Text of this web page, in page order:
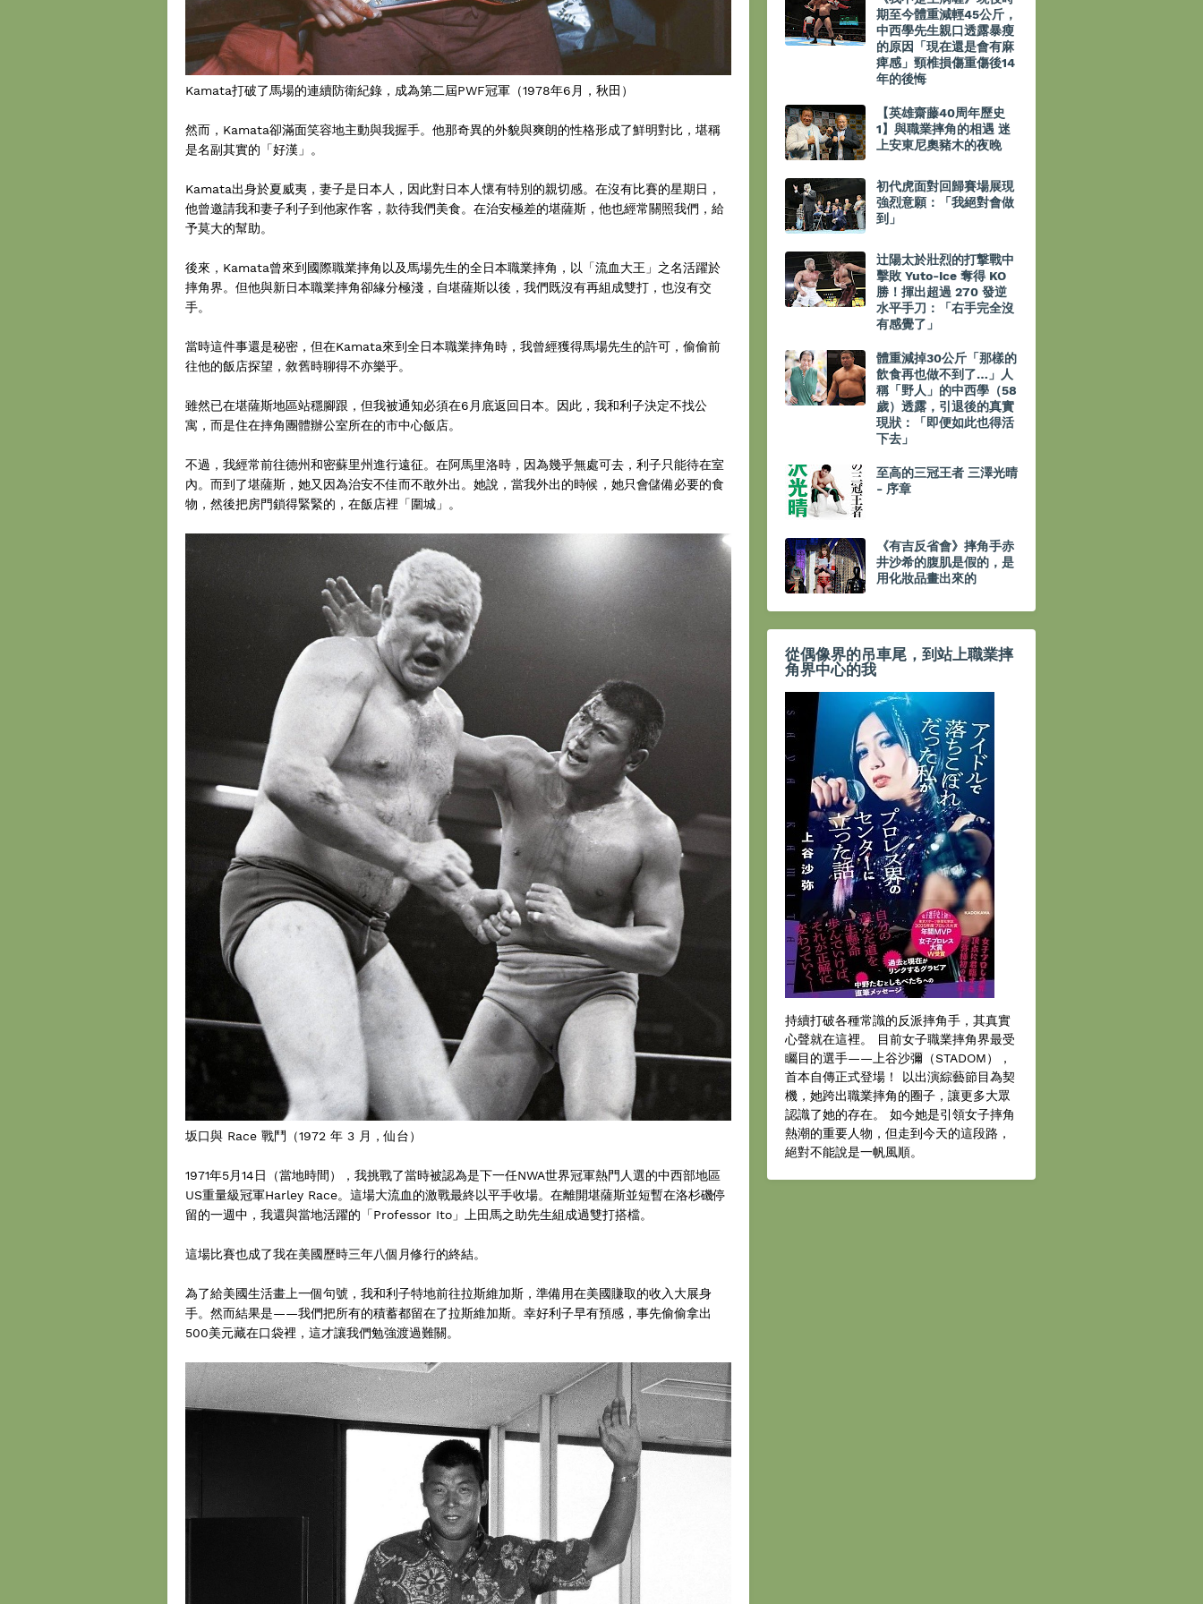
Kamata打破了馬場的連續防衛紀錄，成為第二屆PWF冠軍（1978年6月，秋田）
然而，Kamata卻滿面笑容地主動與我握手。他那奇異的外貌與爽朗的性格形成了鮮明對比，堪稱
是名副其實的「好漢」。
Kamata出身於夏威夷，妻子是日本人，因此對日本人懷有特別的親切感。在沒有比賽的星期日，
他曾邀請我和妻子利子到他家作客，款待我們美食。在治安極差的堪薩斯，他也經常關照我們，給
予莫大的幫助。
後來，Kamata曾來到國際職業摔角以及馬場先生的全日本職業摔角，以「流血大王」之名活躍於
摔角界。但他與新日本職業摔角卻緣分極淺，自堪薩斯以後，我們既沒有再組成雙打，也沒有交
手。
當時這件事還是秘密，但在Kamata來到全日本職業摔角時，我曾經獲得馬場先生的許可，偷偷前
往他的飯店探望，敘舊時聊得不亦樂乎。
雖然已在堪薩斯地區站穩腳跟，但我被通知必須在6月底返回日本。因此，我和利子決定不找公
寓，而是住在摔角團體辦公室所在的市中心飯店。
不過，我經常前往德州和密蘇里州進行遠征。在阿馬里洛時，因為幾乎無處可去，利子只能待在室
內。而到了堪薩斯，她又因為治安不佳而不敢外出。她說，當我外出的時候，她只會儲備必要的食
物，然後把房門鎖得緊緊的，在飯店裡「圍城」。
坂口與 Race 戰鬥（1972 年 3 月，仙台）
1971年5月14日（當地時間），我挑戰了當時被認為是下一任NWA世界冠軍熱門人選的中西部地區
US重量級冠軍Harley Race。這場大流血的激戰最終以平手收場。在離開堪薩斯並短暫在洛杉磯停
留的一週中，我還與當地活躍的「Professor Ito」上田馬之助先生組成過雙打搭檔。
這場比賽也成了我在美國歷時三年八個月修行的終結。
為了給美國生活畫上一個句號，我和利子特地前往拉斯維加斯，準備用在美國賺取的收入大展身
手。然而結果是——我們把所有的積蓄都留在了拉斯維加斯。幸好利子早有預感，事先偷偷拿出
500美元藏在口袋裡，這才讓我們勉強渡過難關。
期至今體重減輕45公斤，
中西學先生親口透露暴瘦
的原因「現在還是會有麻
痺感」頸椎損傷重傷後14
年的後悔
【英雄齋藤40周年歷史
1】與職業摔角的相遇 迷
上安東尼奧豬木的夜晚
初代虎面對回歸賽場展現
強烈意願：「我絕對會做
到」
辻陽太於壯烈的打撃戰中
擊敗 Yuto-Ice 奪得 KO
勝！揮出超過 270 發逆
水平手刀：「右手完全沒
有感覺了」
體重減掉30公斤「那樣的
飲食再也做不到了…」人
稱「野人」的中西學（58
歲）透露，引退後的真實
現狀：「即便如此也得活
下去」
至高的三冠王者 三澤光晴
- 序章
《有吉反省會》摔角手赤
井沙希的腹肌是假的，是
用化妝品畫出來的
從偶像界的吊車尾，到站上職業摔
角界中心的我
持續打破各種常識的反派摔角手，其真實
心聲就在這裡。 目前女子職業摔角界最受
矚目的選手——上谷沙彌（STADOM），
首本自傳正式登場！ 以出演綜藝節目為契
機，她跨出職業摔角的圈子，讓更多大眾
認識了她的存在。 如今她是引領女子摔角
熱潮的重要人物，但走到今天的這段路，
絕對不能說是一帆風順。